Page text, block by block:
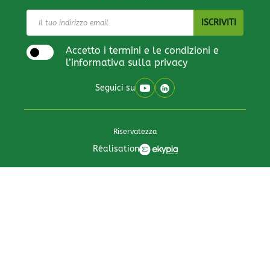
Accetto i termini e le condizioni e
l’informativa sulla privacy
Seguici su
Riservatezza
Réalisation